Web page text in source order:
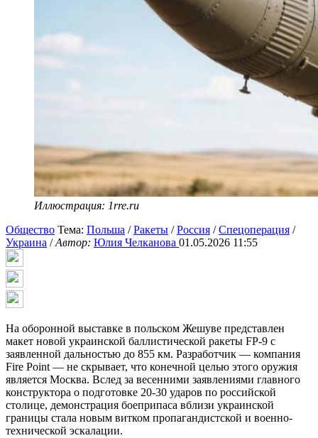
Иллюстрация: 1rre.ru
Общество Тема: Польша /Ракеты /Россия /Спецоперация /
Украина /Автор: Юлия Челканова 01.05.2026 11:55
На оборонной выставке в польском Жешуве представлен
макет новой украинской баллистической ракеты FP-9 с
заявленной дальностью до 855 км. Разработчик — компания
Fire Point — не скрывает, что конечной целью этого оружия
является Москва. Вслед за весенними заявлениями главного
конструктора о подготовке 20-30 ударов по российской
столице, демонстрация боеприпаса вблизи украинской
границы стала новым витком пропагандистской и военно-
технической эскалации.